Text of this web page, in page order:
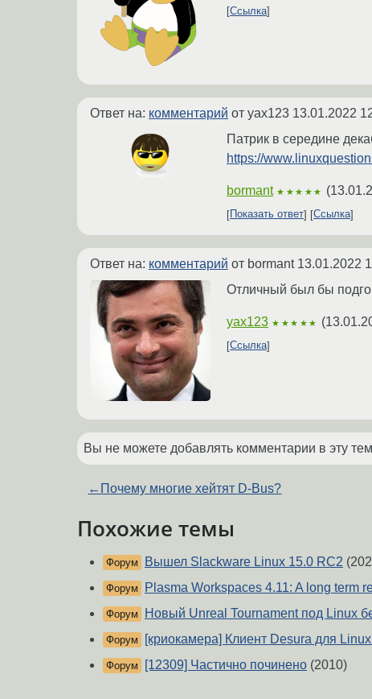
Ссылка
Ответ на: комментарий от yax123 13.01.2022
Патрик в середине
https://
bormant ★★★★★ (
Показать ответ Ссылка
Ответ на: комментарий от bormant 13.01.2022
Отличный был бы
yax123 ★★★★★ (
Ссылка
Вы не можете добавлять комментарии в эту
← Почему многие хейтят D-Bus?
Похожие темы
Форум Вышел Slackware Linux 15.0 RC2
Форум Plasma Workspaces 4.11: A long term
Форум Новый Unreal Tournament под Linux
Форум [криокамера] Клиент Desura для Linux
Форум [12309] Частично починено (2010)